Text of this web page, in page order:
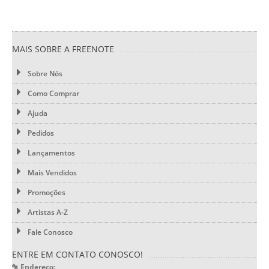
MAIS SOBRE A FREENOTE
Sobre Nós
Como Comprar
Ajuda
Pedidos
Lançamentos
Mais Vendidos
Promoções
Artistas A-Z
Fale Conosco
ENTRE EM CONTATO CONOSCO!